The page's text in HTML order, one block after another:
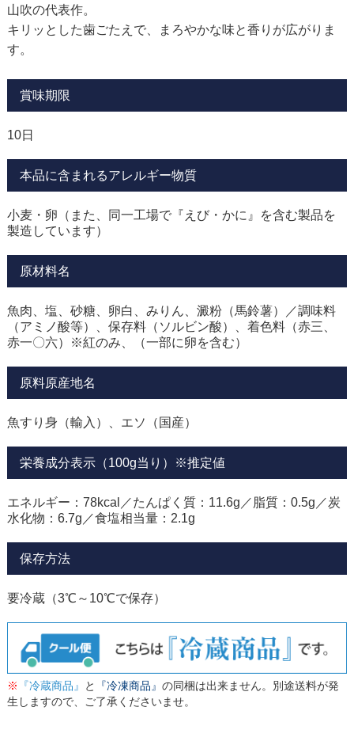
山吹の代表作。
キリッとした歯ごたえで、まろやかな味と香りが広がりま
す。
賞味期限
10日
本品に含まれるアレルギー物質
小麦・卵（また、同一工場で『えび・かに』を含む製品を
製造しています）
原材料名
魚肉、塩、砂糖、卵白、みりん、澱粉（馬鈴薯）／調味料
（アミノ酸等）、保存料（ソルビン酸）、着色料（赤三、
赤一〇六）※紅のみ、（一部に卵を含む）
原料原産地名
魚すり身（輸入）、エソ（国産）
栄養成分表示（100g当り）※推定値
エネルギー：78kcal／たんぱく質：11.6g／脂質：0.5g／炭
水化物：6.7g／食塩相当量：2.1g
保存方法
要冷蔵（3℃～10℃で保存）
※ 『冷蔵商品』 と 『冷凍商品』 の同梱は出来ません。別途送料が発
生しますので、ご了承くださいませ。